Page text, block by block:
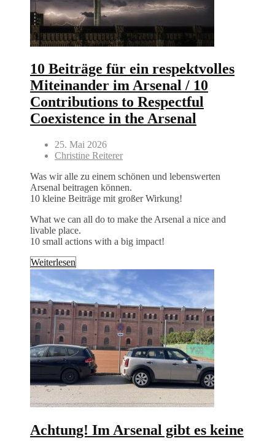
10 Beiträge für ein respektvolles
Miteinander im Arsenal / 10
Contributions to Respectful
Coexistence in the Arsenal
25. Mai 2026
Christine Reiterer
Was wir alle zu einem schönen und lebenswerten
Arsenal beitragen können.
10 kleine Beiträge mit großer Wirkung!
What we can all do to make the Arsenal a nice and
livable place.
10 small actions with a big impact!
Weiterlesen
Achtung! Im Arsenal gibt es keine